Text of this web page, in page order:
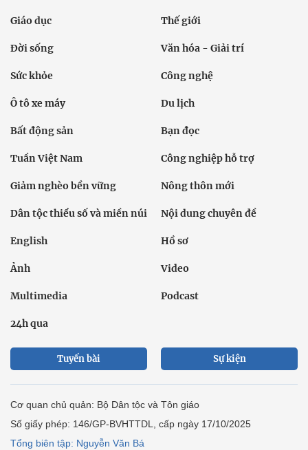
Giáo dục Thế giới
Đời sống Văn hóa - Giải trí
Sức khỏe Công nghệ
Ô tô xe máy Du lịch
Bất động sản Bạn đọc
Tuần Việt Nam Công nghiệp hỗ trợ
Giảm nghèo bền vững Nông thôn mới
Dân tộc thiểu số và miền núi Nội dung chuyên đề
English Hồ sơ
Ảnh Video
Multimedia Podcast
24h qua
Tuyến bài Sự kiện
Cơ quan chủ quản: Bộ Dân tộc và Tôn giáo
Số giấy phép: 146/GP-BVHTTDL, cấp ngày 17/10/2025
Tổng biên tập: Nguyễn Văn Bá